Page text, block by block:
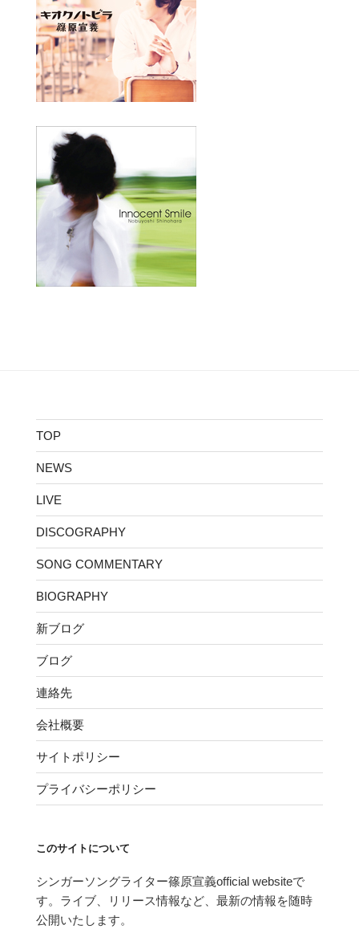
TOP
NEWS
LIVE
DISCOGRAPHY
SONG COMMENTARY
BIOGRAPHY
新ブログ
ブログ
連絡先
会社概要
サイトポリシー
プライバシーポリシー
このサイトについて
シンガーソングライター篠原宣義official websiteで
す。ライブ、リリース情報など、最新の情報を随時
公開いたします。